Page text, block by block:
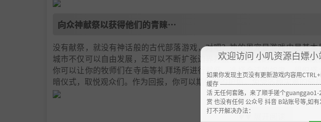
向众神献祭以获得他们的青睐…
没有献祭，就没有神话般的古代部落游戏，对吧？神的恩宠是游戏中最基
城市不仅可以自由发展，还可以不断扩张边界并获得更强大的军事实力和政
你可以让你的牧师们在寺庙等礼拜场所进行献祭。选择合适的奴隶，组织
暗仪式，取悦观众们。作为回报，你可以期待神的护佑，免受各种灾难的侵
▼▼
欢迎访问 小叽资源白嫖小
如果你发现主页没有更新游戏内容用
缓存
活 无任何套路，来了顺手搓个
赏 也没有任何 公众号 抖音 B站账号等,如
打不开解决办法：